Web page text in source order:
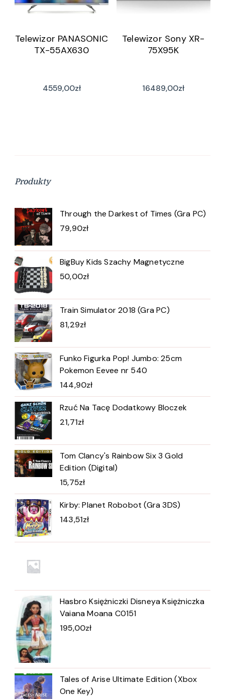
Telewizor PANASONIC
TX-55AX630
4559,00zł
Telewizor Sony XR-
75X95K
16489,00zł
Produkty
Through the Darkest of Times (Gra PC)
79,90zł
BigBuy Kids Szachy Magnetyczne
50,00zł
Train Simulator 2018 (Gra PC)
81,29zł
Funko Figurka Pop! Jumbo: 25cm
Pokemon Eevee nr 540
144,90zł
Rzuć Na Tacę Dodatkowy Bloczek
21,71zł
Tom Clancy's Rainbow Six 3 Gold
Edition (Digital)
15,75zł
Kirby: Planet Robobot (Gra 3DS)
143,51zł
Hasbro Księżniczki Disneya Księżniczka
Vaiana Moana C0151
195,00zł
Tales of Arise Ultimate Edition (Xbox
One Key)